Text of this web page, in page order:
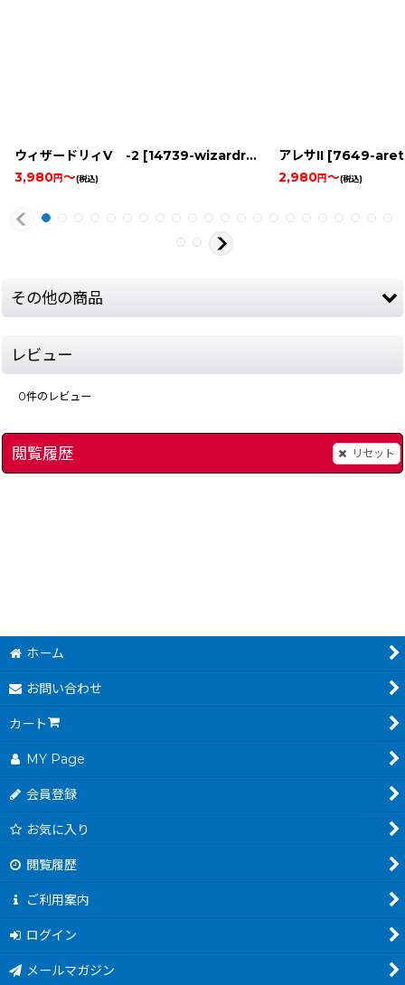
ウィザードリィV -2 [14739-wizardry-5-2-snesbox ]
3,980円～(税込)
アレサII [7649-
2,980円～(税込)
その他の商品
レビュー
0件のレビュー
閲覧履歴 リセット
ホーム
お問い合わせ
カート
MY Page
会員登録
お気に入り
閲覧履歴
ご利用案内
ログイン
メールマガジン